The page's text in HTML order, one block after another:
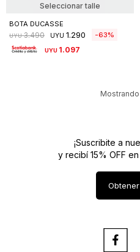
Seleccionar talle
BOTA DUCASSE
UYU 3.490 UYU 1.290 63
UYU 1.097
Mostrando
¡Suscribite a
y recibí 15% OFF
